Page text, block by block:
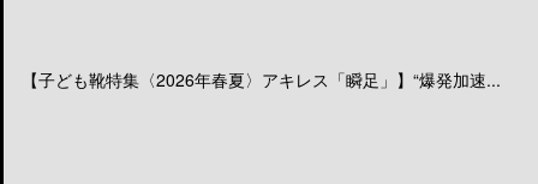
【子ども靴特集〈2026年春夏〉アキレス「瞬足」】“爆発加速...